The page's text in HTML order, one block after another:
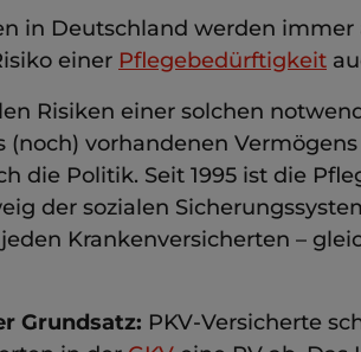
in Deutschland werden
einer Pflegebedürftigkeit
Risiken einer solchen
(noch) vorhandenen
die Politik. Seit 1995 ist die
der sozialen
Krankenversicherten –
Grundsatz: PKV-Versicherte